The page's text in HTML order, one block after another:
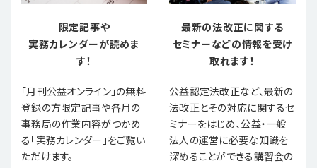
限定記事や
実務カレンダーが読めま
す！
「月刊公益オンライン」の無料
登録の方限定記事や各月の
事務局の作業内容がつかめ
る「実務カレンダー」をご覧い
ただけます。
最新の法改正に関する
セミナーなどの情報を受け
取れます！
公益認定法改正など、最新の
法改正とその対応に関するセ
ミナーをはじめ、公益・一般
法人の運営に必要な知識を
深めることができる講習会の